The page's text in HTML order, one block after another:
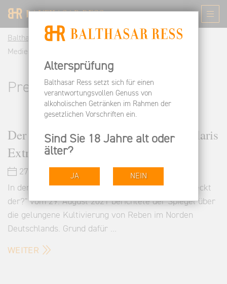
Balthasar Ress DE Informieren
Pressespiegel &
Medienberichte | Balthasar Ress Rheingau
Pressespiegel
Der Spiegel über unseren Söl'ring Solaris
Extra Brut
27.09.2021
In dem Artikel "Wein aus Norddeutschland - schmeckt
der?" vom 29. August 2021 berichtete der Spiegel über
die gelungene Kultivierung von Reben im Norden
Deutschlands. Grund dafür …
WEITER
Altersprüfung
Balthasar Ress setzt sich für einen
verantwortungsvollen Genuss von
alkoholischen Getränken im Rahmen der
gesetzlichen Vorschriften ein.
Sind Sie 18 Jahre alt oder
älter?
JA NEIN